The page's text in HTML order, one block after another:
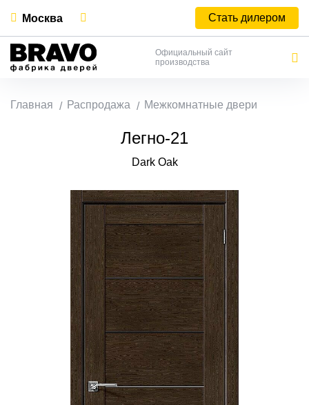
Москва Стать дилером
Официальный сайт
производства
Главная Распродажа Межкомнатные двери
Легно-21
Dark Oak